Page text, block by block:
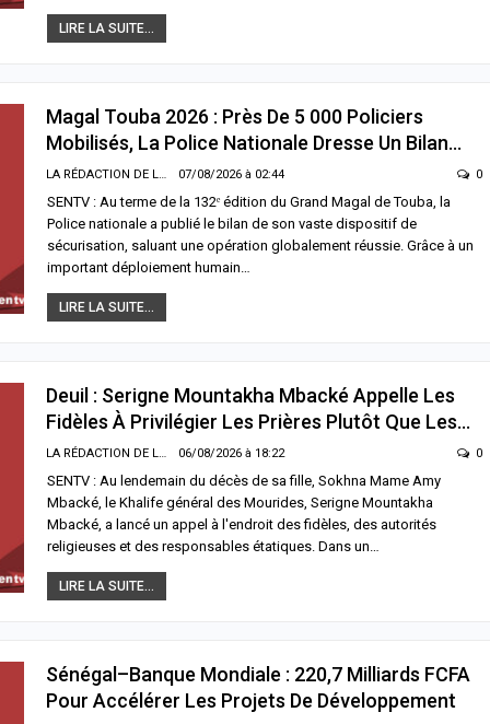
LIRE LA SUITE...
Magal Touba 2026 : Près De 5 000 Policiers
Mobilisés, La Police Nationale Dresse Un Bilan…
07/08/2026 à 02:44 0
SENTV : Au terme de la 132ᵉ édition du Grand Magal de Touba, la
Police nationale a publié le bilan de son vaste dispositif de
sécurisation, saluant une opération globalement réussie. Grâce à un
important déploiement humain…
LIRE LA SUITE...
Deuil : Serigne Mountakha Mbacké Appelle Les
Fidèles À Privilégier Les Prières Plutôt Que Les…
06/08/2026 à 18:22 0
SENTV : Au lendemain du décès de sa fille, Sokhna Mame Amy
Mbacké, le Khalife général des Mourides, Serigne Mountakha
Mbacké, a lancé un appel à l'endroit des fidèles, des autorités
religieuses et des responsables étatiques. Dans un…
LIRE LA SUITE...
Sénégal–Banque Mondiale : 220,7 Milliards FCFA
Pour Accélérer Les Projets De Développement
2026 à 02:48
À LA UNE
Touba 2026 : près de 5 000
mobilisés, la Police nationale
un bilan sécuritaire jugé
2026 à 02:44
et un important
2026 à 00:34
À LA UNE
: Serigne Mountakha Mbacké
les fidèles à privilégier les
plutôt que les visites
2026 à 18:22
06/08/2026 à 07:07
ACTUALITÉ À LA UNE
Jaxaay : un homme déféré après une
tentative de vol à l’arme blanche dans
point multiservice
06/08/2026 à 07:02
05/08/2026 à 18:58
confiance au Sénégal avec un
soutien budgétaire et financier
05/08/2026 à 18:45